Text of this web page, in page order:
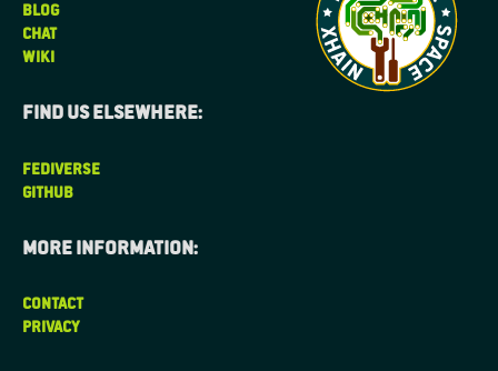
BLOG
CHAT
WIKI
Find us elsewhere:
FEDIVERSE
GITHUB
More information:
CONTACT
PRIVACY